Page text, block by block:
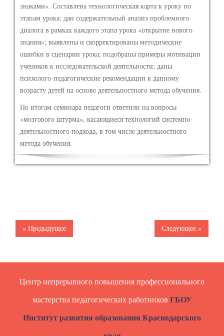
знаками». Составлена технологическая карта к уроку по
этапам урока; дан содержательный анализ проблемного
диалога в рамках каждого этапа урока «открытие нового
знания»; выявлены и скорректированы методические
ошибки в сценарии урока; подобраны примеры мотивации
учеников к исследовательской деятельности; даны
психолого-педагогические рекомендации к данному
возрасту детей на основе деятельностного метода обучения.
По итогам семинара педагоги ответили на вопросы
«мозгового штурма», касающиеся технологий системно-
деятельностного подхода, в том числе деятельностного
метода обучения.
« Предыдущее Следующее »
Центр непрерывного повышения профессионального
мастерства педагогических работников ГБОУ
Институт развития образования Краснодарского